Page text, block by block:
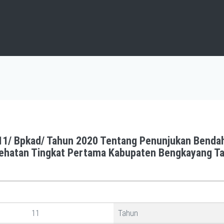
Bpkad/ Tahun 2020 Tentang Penunjukan
Tingkat Pertama Kabupaten Bengkayang
11 Tahun